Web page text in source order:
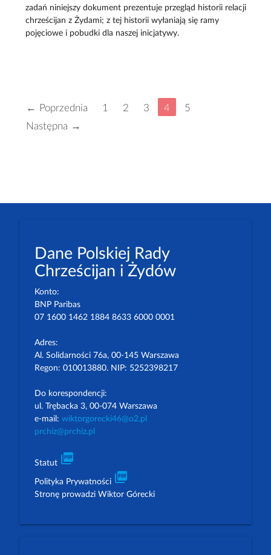
zadań niniejszy dokument prezentuje przegląd historii relacji
chrześcijan z Żydami; z tej historii wyłaniają się ramy
pojęciowe i pobudki dla naszej inicjatywy.
← Poprzednia 1 2 3 4
5
Następna →
Dane Polskiej Rady
Chrześcijan i Żydów
Konto:
BNP Paribas
07 1600 1462 1884 8633 6000 0001
Adres:
Al. Solidarności 76a, 00-145 Warszawa
Regon: 010013880. NIP: 5252398217
Do korespondencji:
ul. Trębacka 3, 00-074 Warszawa
e-mail: wiktorgorecki46@o2.pl
prchiz@prchiz.pl
Statut picture_as_pdf
Polityka Prywatności picture_as_pdf
Stronę prowadzi Wiktor Górecki